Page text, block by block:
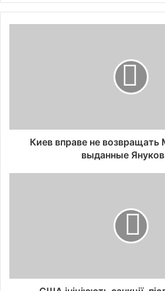
Киев вправе не
выданные